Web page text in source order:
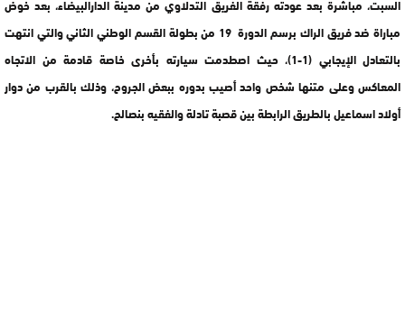
السبت، مباشرة بعد عودته رفقة الفريق التدلاوي من مدينة الدارالبيضاء، بعد خوض
مباراة ضد فريق الراك برسم الدورة 19 من بطولة القسم الوطني الثاني والتي انتهت
بالتعادل الإيجابي (1-1)، حيث اصطدمت سيارته بأخرى خاصة قادمة من الاتجاه
المعاكس وعلى متنها شخص واحد أصيب بدوره ببعض الجروح، وذلك بالقرب من دوار
أولاد اسماعيل بالطريق الرابطة بين قصبة تادلة والفقيه بنصالح.